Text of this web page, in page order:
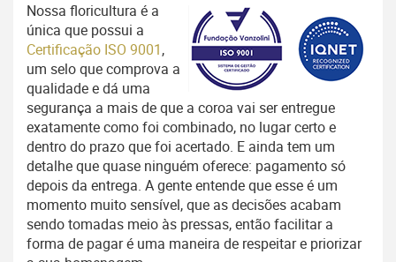
Nossa floricultura é a
única que possui a
Certificação ISO 9001,
um selo que comprova a
qualidade e dá uma
segurança a mais de que a coroa vai ser entregue
exatamente como foi combinado, no lugar certo e
dentro do prazo que foi acertado. E ainda tem um
detalhe que quase ninguém oferece: pagamento só
depois da entrega. A gente entende que esse é um
momento muito sensível, que as decisões acabam
sendo tomadas meio às pressas, então facilitar a
forma de pagar é uma maneira de respeitar e priorizar